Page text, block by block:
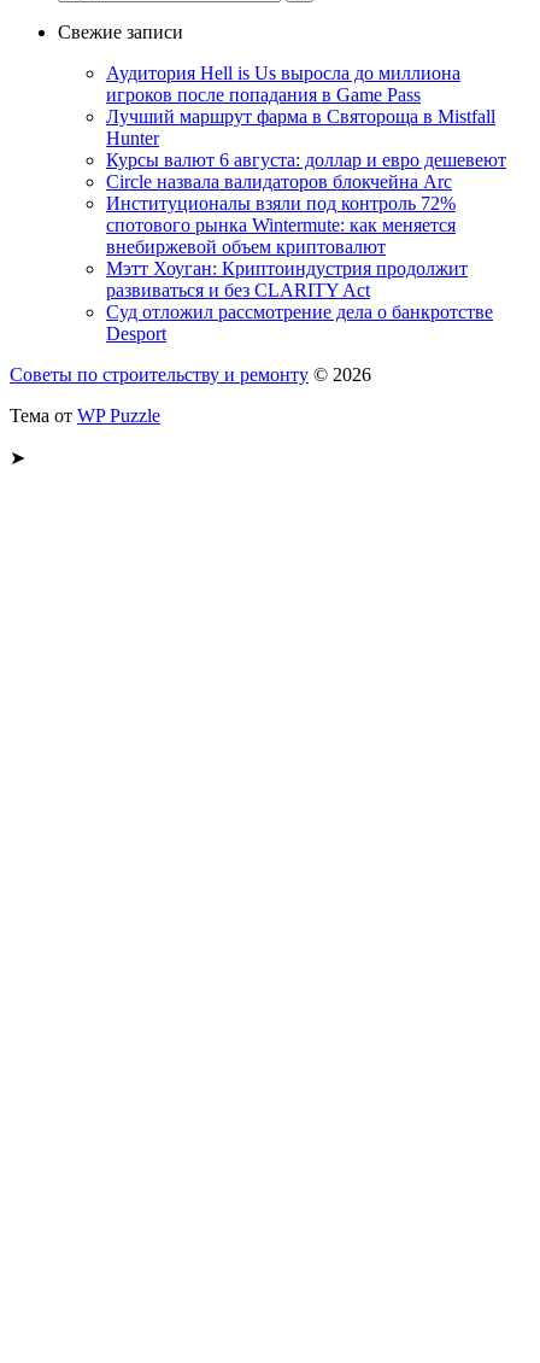
Свежие записи
Аудитория Hell is Us выросла до миллиона
игроков после попадания в Game Pass
Лучший маршрут фарма в Святороща в Mistfall
Hunter
Курсы валют 6 августа: доллар и евро дешевеют
Circle назвала валидаторов блокчейна Arc
Институционалы взяли под контроль 72%
спотового рынка Wintermute: как меняется
внебиржевой объем криптовалют
Мэтт Хоуган: Криптоиндустрия продолжит
развиваться и без CLARITY Act
Суд отложил рассмотрение дела о банкротстве
Desport
Советы по строительству и ремонту © 2026
Тема от WP Puzzle
➤